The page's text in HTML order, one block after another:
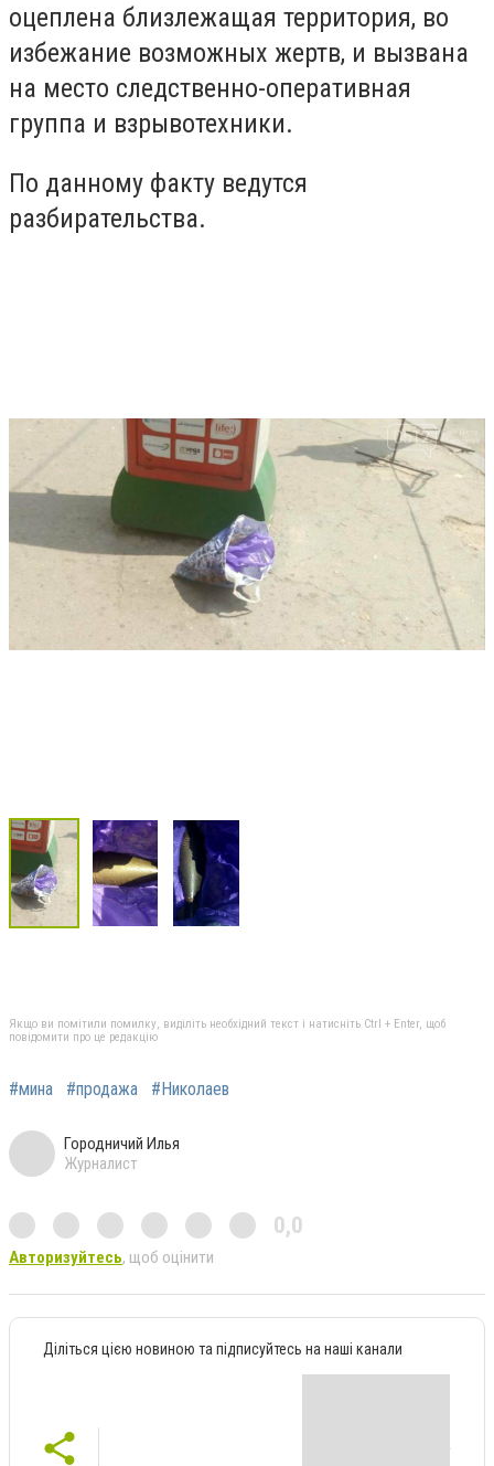
оцеплена близлежащая территория, во
избежание возможных жертв, и вызвана
на место следственно-оперативная
группа и взрывотехники.
По данному факту ведутся
разбирательства.
Якщо ви помітили помилку, виділіть необхідний текст і натисніть Ctrl + Enter, щоб
повідомити про це редакцію
#мина #продажа #Николаев
Городничий Илья
Журналист
0,0
Авторизуйтесь, щоб оцінити
Діліться цією новиною та підписуйтесь на наші канали